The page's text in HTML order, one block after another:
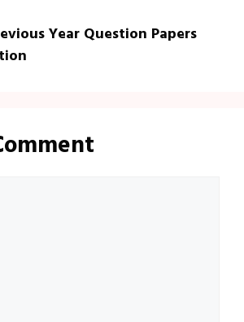
Year Question Papers